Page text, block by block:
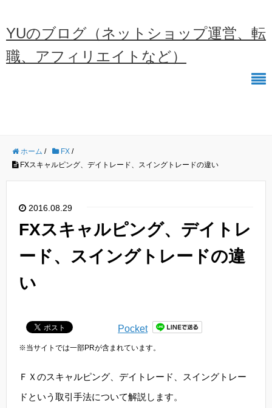
YUのブログ（ネットショップ運営、転
職、アフィリエイトなど）
ホーム / FX /
FXスキャルピング、デイトレード、スイングトレードの違い
2016.08.29
FXスキャルピング、デイトレ
ード、スイングトレードの違
い
Pocket
※当サイトでは一部PRが含まれています。
ＦＸのスキャルピング、デイトレード、スイングトレー
ドという取引手法について解説します。